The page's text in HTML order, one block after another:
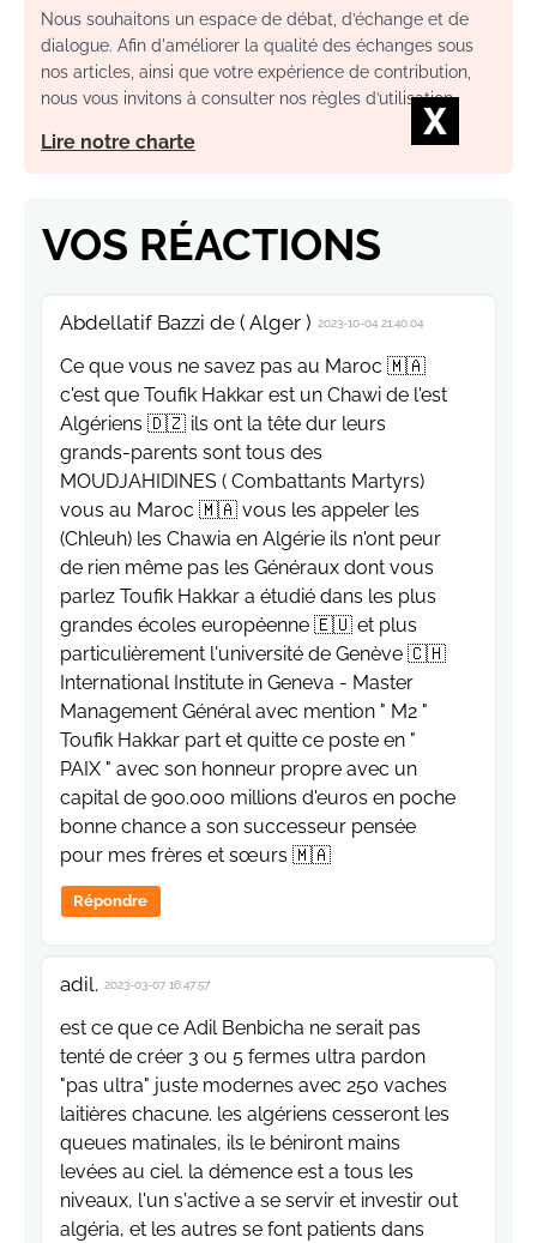
Nous souhaitons un espace de débat, d’échange et de
dialogue. Afin d'améliorer la qualité des échanges sous
nos articles, ainsi que votre expérience de contribution,
nous vous invitons à consulter nos règles d’utilisation.
Lire notre charte
VOS RÉACTIONS
Abdellatif Bazzi de ( Alger ) 2023-10-04 21:40:04
Ce que vous ne savez pas au Maroc 🇲🇦
c'est que Toufik Hakkar est un Chawi de l'est
Algériens 🇩🇿 ils ont la tête dur leurs
grands-parents sont tous des
MOUDJAHIDINES ( Combattants Martyrs)
vous au Maroc 🇲🇦 vous les appeler les
(Chleuh) les Chawia en Algérie ils n'ont peur
de rien même pas les Généraux dont vous
parlez Toufik Hakkar a étudié dans les plus
grandes écoles européenne 🇪🇺 et plus
particulièrement l'université de Genève 🇨🇭
International Institute in Geneva - Master
Management Général avec mention " M2 "
Toufik Hakkar part et quitte ce poste en "
PAIX " avec son honneur propre avec un
capital de 900.000 millions d'euros en poche
bonne chance a son successeur pensée
pour mes frères et sœurs 🇲🇦
Répondre
adil. 2023-03-07 16:47:57
est ce que ce Adil Benbicha ne serait pas
tenté de créer 3 ou 5 fermes ultra pardon
"pas ultra" juste modernes avec 250 vaches
laitières chacune. les algériens cesseront les
queues matinales, ils le béniront mains
levées au ciel. la démence est a tous les
niveaux, l'un s'active a se servir et investir out
algéria, et les autres se font patients dans